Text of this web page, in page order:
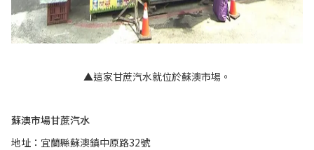
▲這家甘蔗汽水就位於蘇澳市場。
蘇澳市場甘蔗汽水
地址：宜蘭縣蘇澳鎮中原路32號